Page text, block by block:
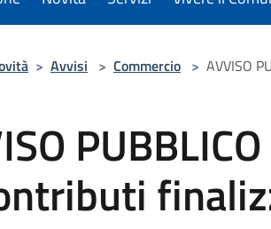
> Avvisi > Commercio > AVVISO